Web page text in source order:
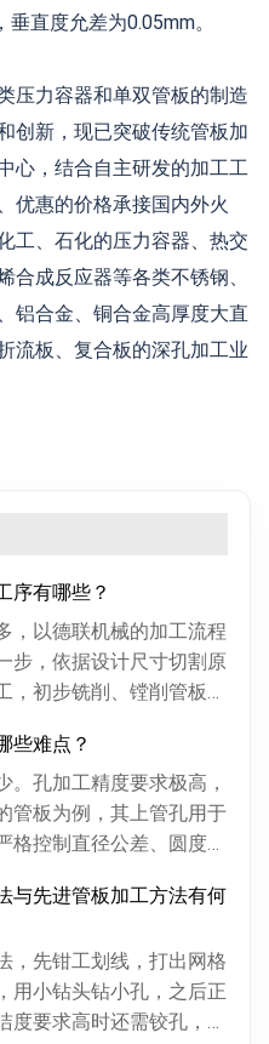
直度允差为0.05mm。
压力容器和单双管板的制造
创新，现已突破传统管板加
心，结合自主研发的加工工
优惠的价格承接国内外火
工、石化的压力容器、热交
合成反应器等各类不锈钢、
铝合金、铜合金高厚度大直
流板、复合板的深孔加工业
序有哪些？
，以德联机械的加工流程
步，依据设计尺寸切割原
，初步铣削、镗削管板各
声波探伤检...
些难点？
。孔加工精度要求极高，
管板为例，其上管孔用于
格控制直径公差、圆度、
设备性能。板...
与先进管板加工方法有何
，先钳工划线，打出网格
用小钻头钻小孔，之后正
度要求高时还需铰孔，最